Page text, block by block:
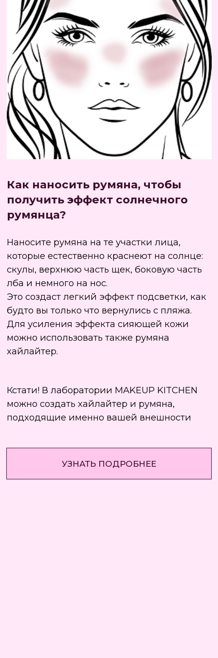
Если вы хотите сделать макияж в стиле
«clean girl» к румянам можно добавить
легкий тон и помаду или блеск для губ.
А если вы ищете многофункциональное
средство, которое можно использовать не
только на щеках, но и как тени для глаз
На мастер-классе вы разберете цвета
румян, а опытные колористы подскажут,
какие румяна для какой кожи лучше
мастер-классе
вы можете создать консилер или
хайлайтер для идеального макияжа.
ЗАПИСАТЬСЯ НА МАСТЕР-КЛАСС